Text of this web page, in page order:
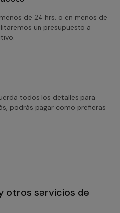
de 24 hrs. o en menos de
un presupuesto a
todos los detalles para
podrás pagar como prefieras
otros servicios de